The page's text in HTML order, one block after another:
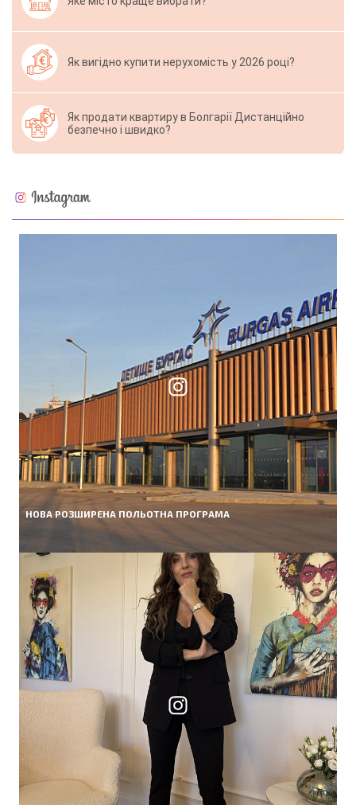
Як вигідно купити нерухомість у 2026 році?
Як продати квартиру в Болгарії Дистанційно
безпечно і швидко?
НОВА РОЗШИРЕНА ПОЛЬОТНА ПРОГРАМА